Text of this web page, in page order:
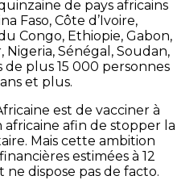
de pays africains
Faso, Côte d’Ivoire,
Congo, Ethiopie, Gabon,
Nigeria, Sénégal, Soudan,
plus 15 000 personnes
et plus.
est de vacciner à
afin de stopper la
Mais cette ambition
estimées à 12
dispose pas de facto.